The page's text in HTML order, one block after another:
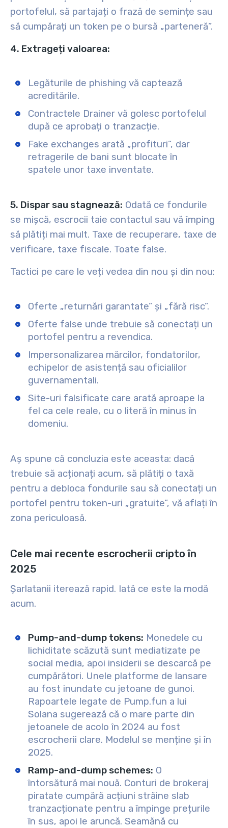
portofelul, să partajați o frază de semințe sau
să cumpărați un token pe o bursă „parteneră”.
4. Extrageți valoarea:
Legăturile de phishing vă captează
acreditările.
Contractele Drainer vă golesc portofelul
după ce aprobați o tranzacție.
Fake exchanges arată „profituri”, dar
retragerile de bani sunt blocate în
spatele unor taxe inventate.
5. Dispar sau stagnează: Odată ce fondurile
se mișcă, escrocii taie contactul sau vă împing
să plătiți mai mult. Taxe de recuperare, taxe de
verificare, taxe fiscale. Toate false.
Tactici pe care le veți vedea din nou și din nou:
Oferte „returnări garantate” și „fără risc”.
Oferte false unde trebuie să conectați un
portofel pentru a revendica.
Impersonalizarea mărcilor, fondatorilor,
echipelor de asistență sau oficialilor
guvernamentali.
Site-uri falsificate care arată aproape la
fel ca cele reale, cu o literă în minus în
domeniu.
Aș spune că concluzia este aceasta: dacă
trebuie să acționați acum, să plătiți o taxă
pentru a debloca fondurile sau să conectați un
portofel pentru token-uri „gratuite”, vă aflați în
zona periculoasă.
Cele mai recente escrocherii cripto în
2025
Șarlatanii iterează rapid. Iată ce este la modă
acum.
Pump-and-dump tokens: Monedele cu
lichiditate scăzută sunt mediatizate pe
social media, apoi insiderii se descarcă pe
cumpărători. Unele platforme de lansare
au fost inundate cu jetoane de gunoi.
Rapoartele legate de Pump.fun a lui
Solana sugerează că o mare parte din
jetoanele de acolo în 2024 au fost
escrocherii clare. Modelul se menține și în
2025.
Ramp-and-dump schemes: O
întorsătură mai nouă. Conturi de brokeraj
piratate cumpără acțiuni străine slab
tranzacționate pentru a împinge prețurile
în sus, apoi le aruncă. Seamănă cu